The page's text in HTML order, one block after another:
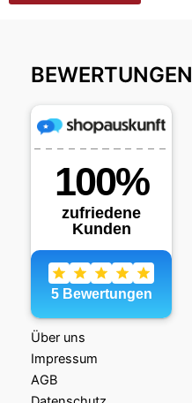
BEWERTUNGEN
Über uns
Impressum
AGB